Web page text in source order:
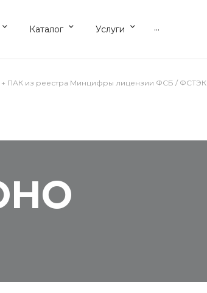
Каталог Услуги ...
+ ПАК из реестра Минцифры лицензии ФСБ / ФСТЭК